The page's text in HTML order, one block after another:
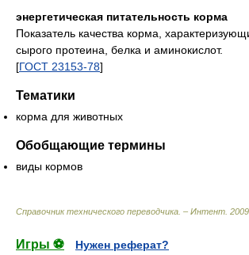
энергетическая питательность корма
Показатель качества корма,
сырого протеина, белка и аминокислот.
[ГОСТ 23153-78]
Тематики
корма для животных
Обобщающие термины
виды кормов
Справочник технического переводчика. – Интент
Игры ⚽
Нужен реферат?